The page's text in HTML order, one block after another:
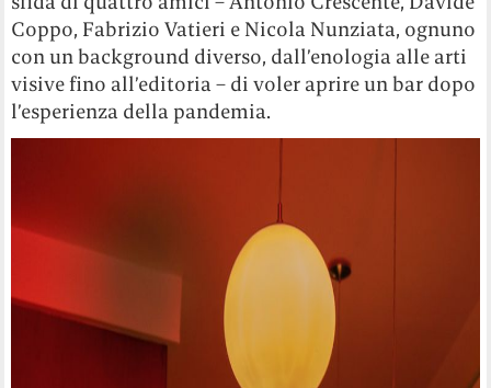
Coppo, Fabrizio Vatieri e Nicola Nunziata, ognuno
con un background diverso, dall’enologia alle arti
visive fino all’editoria – di voler aprire un bar dopo
l’esperienza della pandemia.